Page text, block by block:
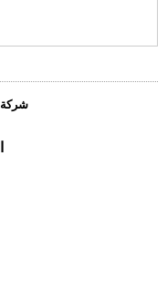
شركة